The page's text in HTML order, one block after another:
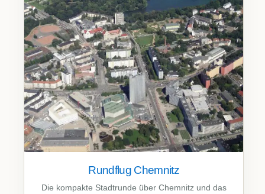
Rundflug Chemnitz
Die kompakte Stadtrunde über Chemnitz und das